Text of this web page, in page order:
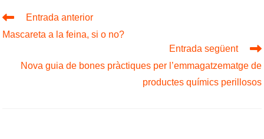
Llegeix
articles
Entrada anterior
Mascareta a la feina, si o no?
Entrada següent
Nova guia de bones pràctiques per l’emmagatzematge de
productes químics perillosos